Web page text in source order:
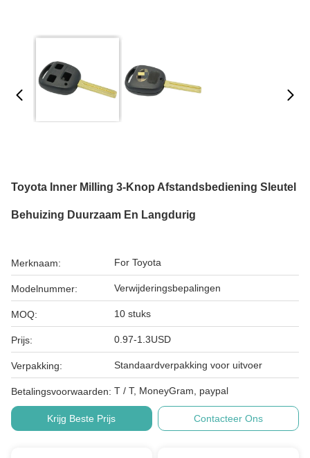
Toyota Inner Milling 3-Knop Afstandsbediening Sleutel
Behuizing Duurzaam En Langdurig
Merknaam: For Toyota
Modelnummer: Verwijderingsbepalingen
MOQ: 10 stuks
Prijs: 0.97-1.3USD
Verpakking: Standaardverpakking voor uitvoer
Betalingsvoorwaarden: T / T, MoneyGram, paypal
Krijg Beste Prijs Contacteer Ons